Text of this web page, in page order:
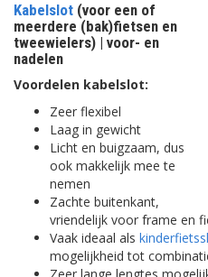
Kabelslot (voor een of
meerdere (bak)fietsen en
tweewielers) | voor- en
nadelen
Voordelen kabelslot:
Zeer flexibel
Laag in gewicht
Licht en buigzaam, dus
ook makkelijk mee te
nemen
Zachte buitenkant,
vriendelijk voor frame en
Vaak ideaal als
mogelijkheid tot